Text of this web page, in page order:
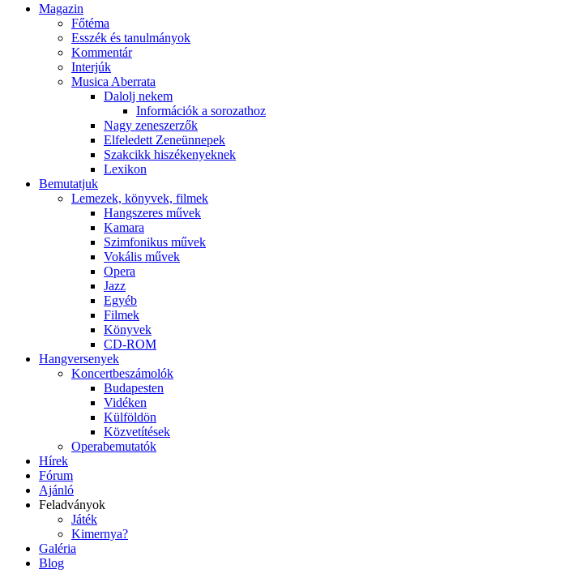
Magazin
Főtéma
Esszék és tanulmányok
Kommentár
Interjúk
Musica Aberrata
Dalolj nekem
Információk a sorozathoz
Nagy zeneszerzők
Elfeledett Zeneünnepek
Szakcikk hiszékenyeknek
Lexikon
Bemutatjuk
Lemezek, könyvek, filmek
Hangszeres művek
Kamara
Szimfonikus művek
Vokális művek
Opera
Jazz
Egyéb
Filmek
Könyvek
CD-ROM
Hangversenyek
Koncertbeszámolók
Budapesten
Vidéken
Külföldön
Közvetítések
Operabemutatók
Hírek
Fórum
Ajánló
Feladványok
Játék
Kimernya?
Galéria
Blog